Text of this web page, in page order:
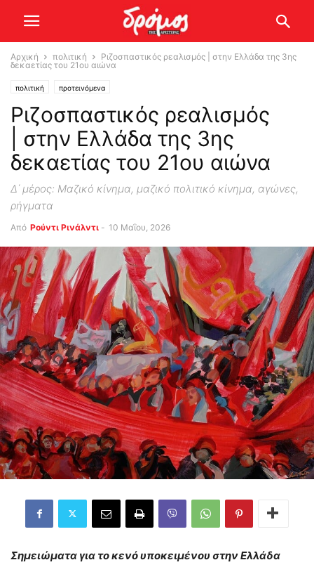
Αρχική πολιτική
Ριζοσπαστικός ρεαλισμός | στην Ελλάδα της 3ης
δεκαετίας του 21ου αιώνα
πολιτική προτεινόμενα
Ριζοσπαστικός ρεαλισμός
| στην Ελλάδα της 3ης
δεκαετίας του 21ου αιώνα
Δ΄ μέρος: Μαζικό κίνημα, μαζικό πολιτικό κίνημα, αγώνες,
ρήγματα
Από Ρούντι Ρινάλντι - 10 Μαΐου, 2026
Σημειώματα για το κενό υποκειμένου στην Ελλάδα